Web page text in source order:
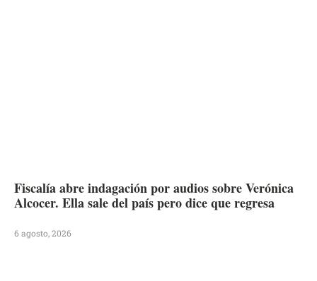
Fiscalía abre indagación por audios sobre Verónica
Alcocer. Ella sale del país pero dice que regresa
6 agosto, 2026